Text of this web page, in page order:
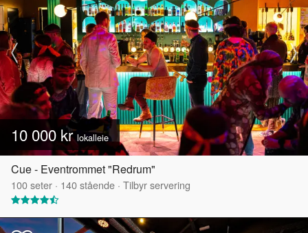
10 000 krlokalleie
Cue - Eventrommet "Redrum"
100seter · 140stående · Tilbyr servering